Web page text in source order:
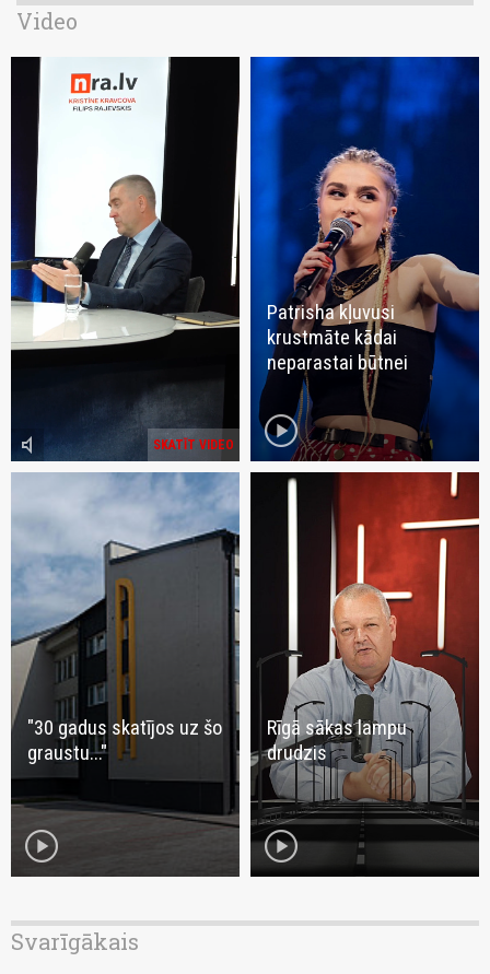
Video
SKATĪT VIDEO
volume_mute
Patrisha kļuvusi
krustmāte kādai
neparastai būtnei
play_circle
"30 gadus skatījos uz šo
graustu..."
play_circle
Rīgā sākas lampu
drudzis
play_circle
Svarīgākais